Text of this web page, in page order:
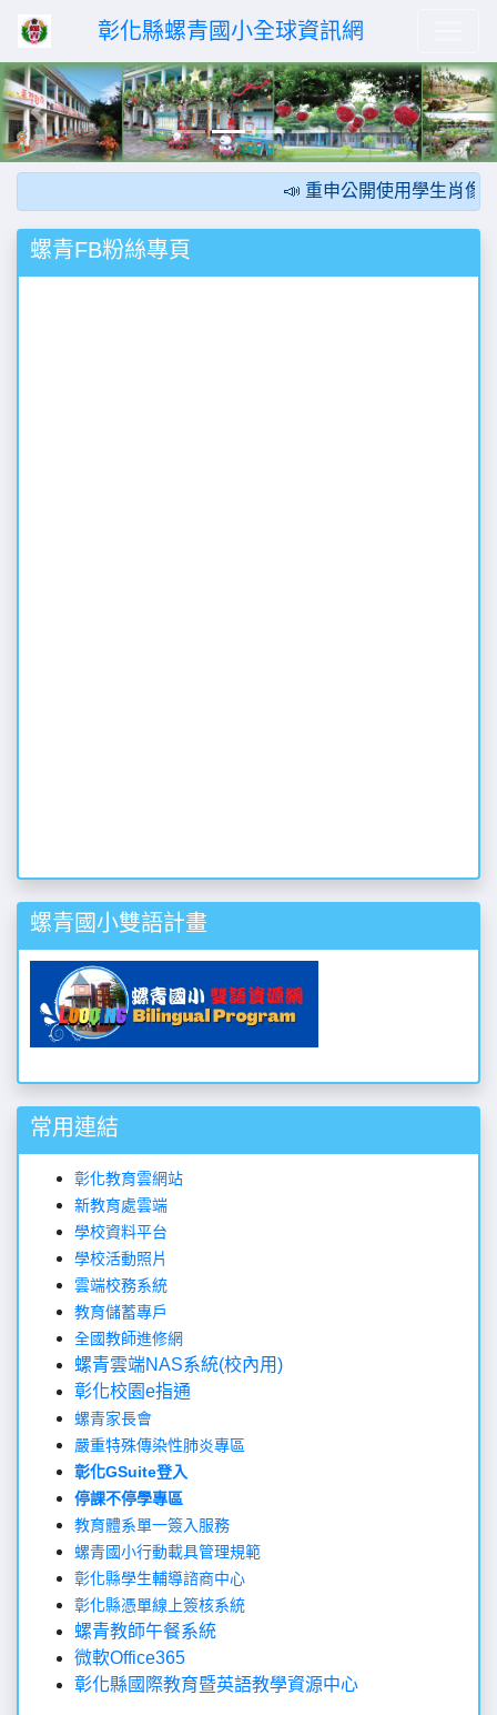
彰化縣螺青國小全球資訊網
Previous Next
📣 重申公開使用學生肖像應
螺青FB粉絲專頁
螺青國小雙語計畫
常用連結
彰化教育雲網站
新教育處雲端
學校資料平台
學校活動照片
雲端校務系統
教育儲蓄專戶
全國教師進修網
螺青雲端NAS系統(校內用)
彰化校園e指通
螺青家長會
嚴重特殊傳染性肺炎專區
彰化GSuite登入
停課不停學專區
教育體系單一簽入服務
螺青國小行動載具管理規範
彰化縣學生輔導諮商中心
彰化縣憑單線上簽核系統
螺青教師午餐系統
微軟Office365
彰化縣國際教育暨英語教學資源中心